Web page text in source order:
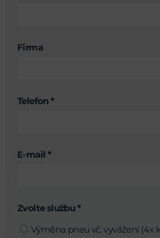
Firma
Telefon *
E-mail *
Zvolte službu *
Výměna pneu vč. vyvážení (4x